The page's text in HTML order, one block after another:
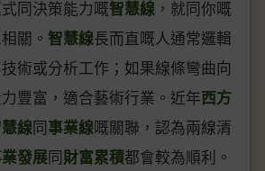
同決策能力嘅智慧線 ，就同你嘅
關。 智慧線長而直嘅人通常邏輯
術或分析工作；如果線條彎曲向
豐富，適合藝術行業。近年西方
線 同 事業線嘅關聯，認為兩線清
發展 同 財富累積都會較為順利。